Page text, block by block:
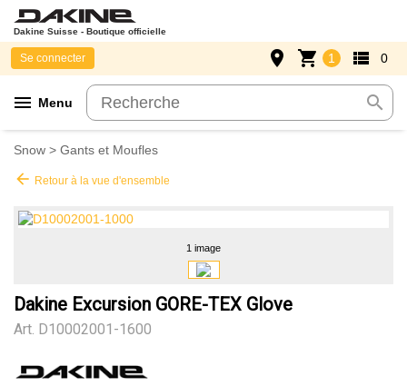
Dakine Suisse - Boutique officielle
menu Menu search
Se connecter place shopping_cart 1 view_list 0
Snow > Gants et Moufles
arrow_back Retour à la vue d'ensemble
1 image
Dakine Excursion GORE-TEX Glove
Art. D10002001-1600